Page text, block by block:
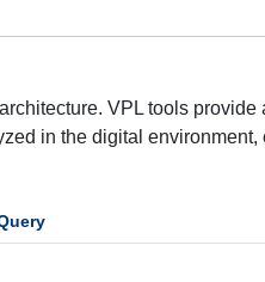
VPL tools provide
in the digital environment,